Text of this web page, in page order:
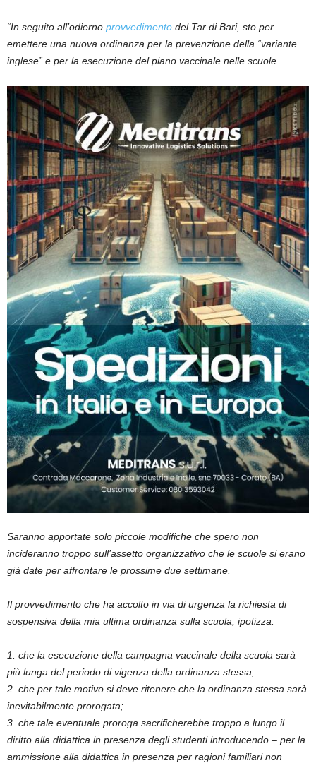
“In seguito all’odierno provvedimento del Tar di Bari, sto per
emettere una nuova ordinanza per la prevenzione della “variante
inglese” e per la esecuzione del piano vaccinale nelle scuole.
Saranno apportate solo piccole modifiche che spero non
incideranno troppo sull’assetto organizzativo che le scuole si erano
già date per affrontare le prossime due settimane.
Il provvedimento che ha accolto in via di urgenza la richiesta di
sospensiva della mia ultima ordinanza sulla scuola, ipotizza:
1. che la esecuzione della campagna vaccinale della scuola sarà
più lunga del periodo di vigenza della ordinanza stessa;
2. che per tale motivo si deve ritenere che la ordinanza stessa sarà
inevitabilmente prorogata;
3. che tale eventuale proroga sacrificherebbe troppo a lungo il
diritto alla didattica in presenza degli studenti introducendo – per la
ammissione alla didattica in presenza per ragioni familiari non